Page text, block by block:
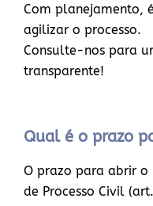
Com planejamento,
agilizar o processo.
Consulte-nos para
transparente!
Qual é o prazo
O prazo para abrir o
de Processo Civil